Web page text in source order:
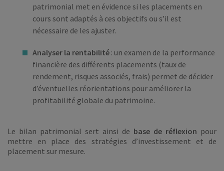
patrimonial met en évidence si les placements en
cours sont adaptés à ces objectifs ou s’il est
nécessaire de les ajuster.
Analyser la rentabilité : un examen de la performance
financière des différents placements (taux de
rendement, risques associés, frais) permet de décider
d’éventuelles réorientations pour améliorer la
profitabilité globale du patrimoine.
Le bilan patrimonial sert ainsi de base de réflexion pour
mettre en place des stratégies d’investissement et de
placement sur mesure.